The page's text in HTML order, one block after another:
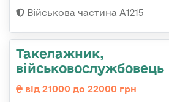
Військова частина А1215
Такелажник,
військовослужбовець
від 21000 до 22000 грн